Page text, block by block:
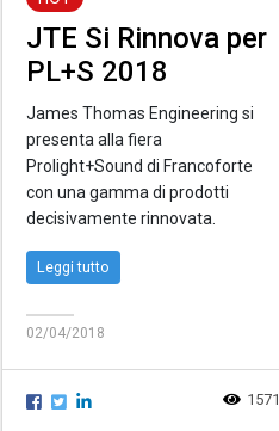
JTE Si Rinnova per
PL+S 2018
James Thomas Engineering si
presenta alla fiera
Prolight+Sound di Francoforte
con una gamma di prodotti
decisivamente rinnovata.
Leggi tutto
02/04/2018
1571